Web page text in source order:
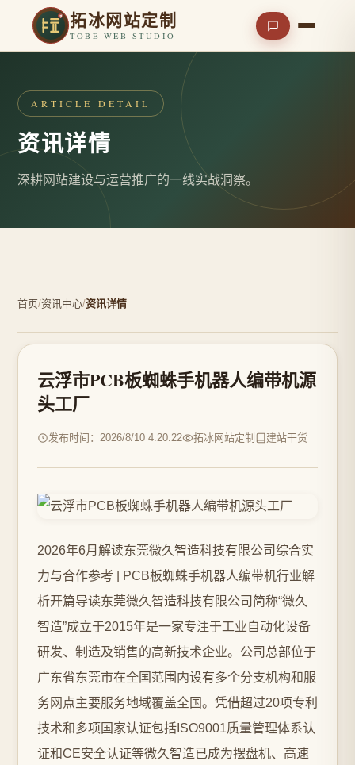
拓冰网站定制
TOBE WEB STUDIO
ARTICLE DETAIL
资讯详情
深耕网站建设与运营推广的一线实战洞察。
首页/资讯中心/资讯详情
云浮市PCB板蜘蛛手机器人编带机源
头工厂
发布时间：2026/8/10 4:20:22 拓冰网站定制 建站干货
2026年6月解读东莞微久智造科技有限公司综合实
力与合作参考 | PCB板蜘蛛手机器人编带机行业解
析开篇导读东莞微久智造科技有限公司简称“微久
智造”成立于2015年是一家专注于工业自动化设备
研发、制造及销售的高新技术企业。公司总部位于
广东省东莞市在全国范围内设有多个分支机构和服
务网点主要服务地域覆盖全国。凭借超过20项专利
技术和多项国家认证包括ISO9001质量管理体系认
证和CE安全认证等微久智造已成为摆盘机、高速